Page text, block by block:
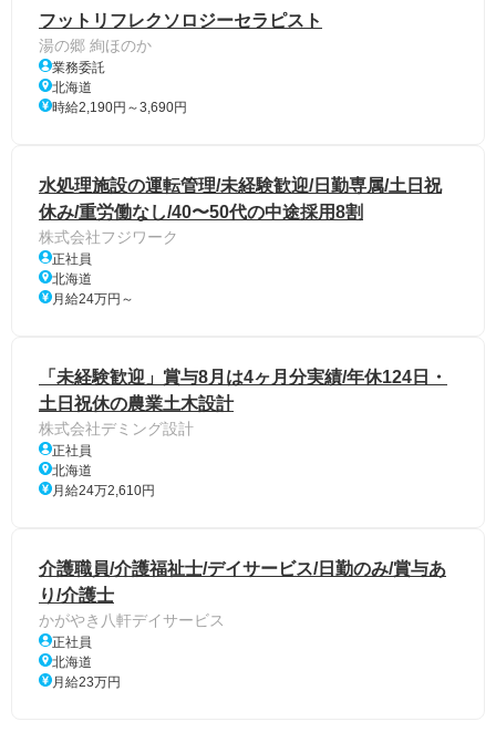
フットリフレクソロジーセラピスト
湯の郷 絢ほのか
業務委託
北海道
時給2,190円～3,690円
水処理施設の運転管理/未経験歓迎/日勤専属/土日祝
休み/重労働なし/40〜50代の中途採用8割
株式会社フジワーク
正社員
北海道
月給24万円～
「未経験歓迎」賞与8月は4ヶ月分実績/年休124日・
土日祝休の農業土木設計
株式会社デミング設計
正社員
北海道
月給24万2,610円
介護職員/介護福祉士/デイサービス/日勤のみ/賞与あ
り/介護士
かがやき八軒デイサービス
正社員
北海道
月給23万円